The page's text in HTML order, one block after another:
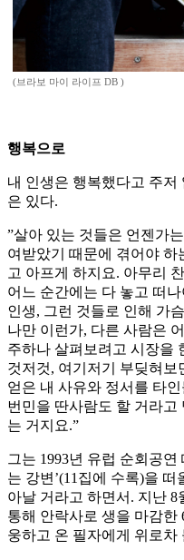
(브라보 마이 라이프 DB )
행복으로
내 인생은 행복했다고 주저
은 있다.
”살아 있는 것들은 언젠가
여받았기 때문에 겪어야 하
고 아프게 하지요. 아무리
어느 순간에는 다 놓고 떠
인생, 그런 것들로 인해 가
나만 이런가, 다른 사람은
주하나 살펴보려고 시장을
것저것, 여기저기 부딪혀보
얻은 내 사유와 정서를 타
번민을 딴사람도 할 거라고
는 거지요.”
그는 1993년 유럽 순회공연
는 강변’(11집에 수록)을
아날 거라고 하면서. 지난
통해 안락사로 생을 마감한
웅하고 온 필자에게 위로차